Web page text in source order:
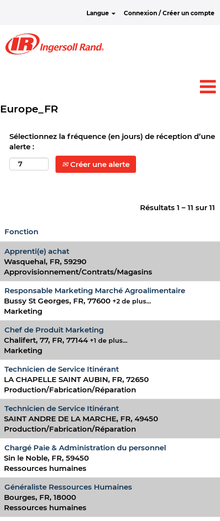
Langue Connexion / Créer un compte
Europe_FR
Sélectionnez la fréquence (en jours) de réception d’une
alerte :
Créer une alerte
Résultats 1 – 11 sur 11
Fonction
Apprenti(e) achat
Wasquehal, FR, 59290
Approvisionnement/Contrats/Magasins
Responsable Marketing Marché Agroalimentaire
Bussy St Georges, FR, 77600 +2 de plus…
Marketing
Chef de Produit Marketing
Chalifert, 77, FR, 77144 +1 de plus…
Marketing
Technicien de Service Itinérant
LA CHAPELLE SAINT AUBIN, FR, 72650
Production/Fabrication/Réparation
Technicien de Service Itinérant
SAINT ANDRE DE LA MARCHE, FR, 49450
Production/Fabrication/Réparation
Chargé Paie & Administration du personnel
Sin le Noble, FR, 59450
Ressources humaines
Généraliste Ressources Humaines
Bourges, FR, 18000
Ressources humaines